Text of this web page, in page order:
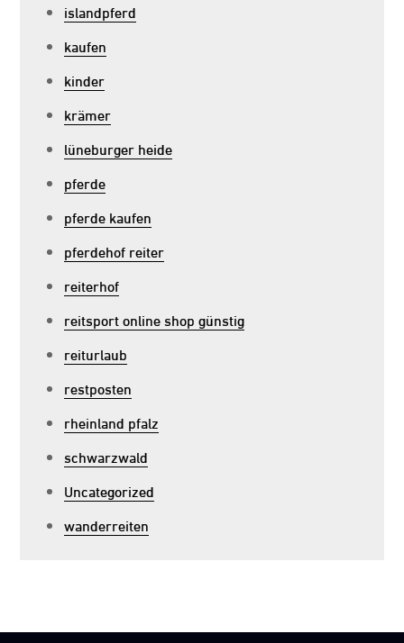
islandpferd
kaufen
kinder
krämer
lüneburger heide
pferde
pferde kaufen
pferdehof reiter
reiterhof
reitsport online shop günstig
reiturlaub
restposten
rheinland pfalz
schwarzwald
Uncategorized
wanderreiten